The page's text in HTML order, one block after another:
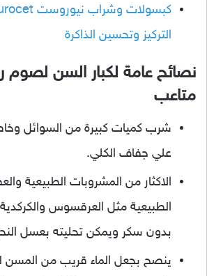
التركيز وتحسين الذاكرة
نصائح عامة لكبار السن
متاعب
شرب كميات كبيرة من السوائل
علي جفاف الكلي.
الاكثار من المشروبات الطبيعية
الطبيعية مثل العرقسوس
بدون سكر ويمكن تحليته بعسل
ينصح بجعل الماء قريب من المسن